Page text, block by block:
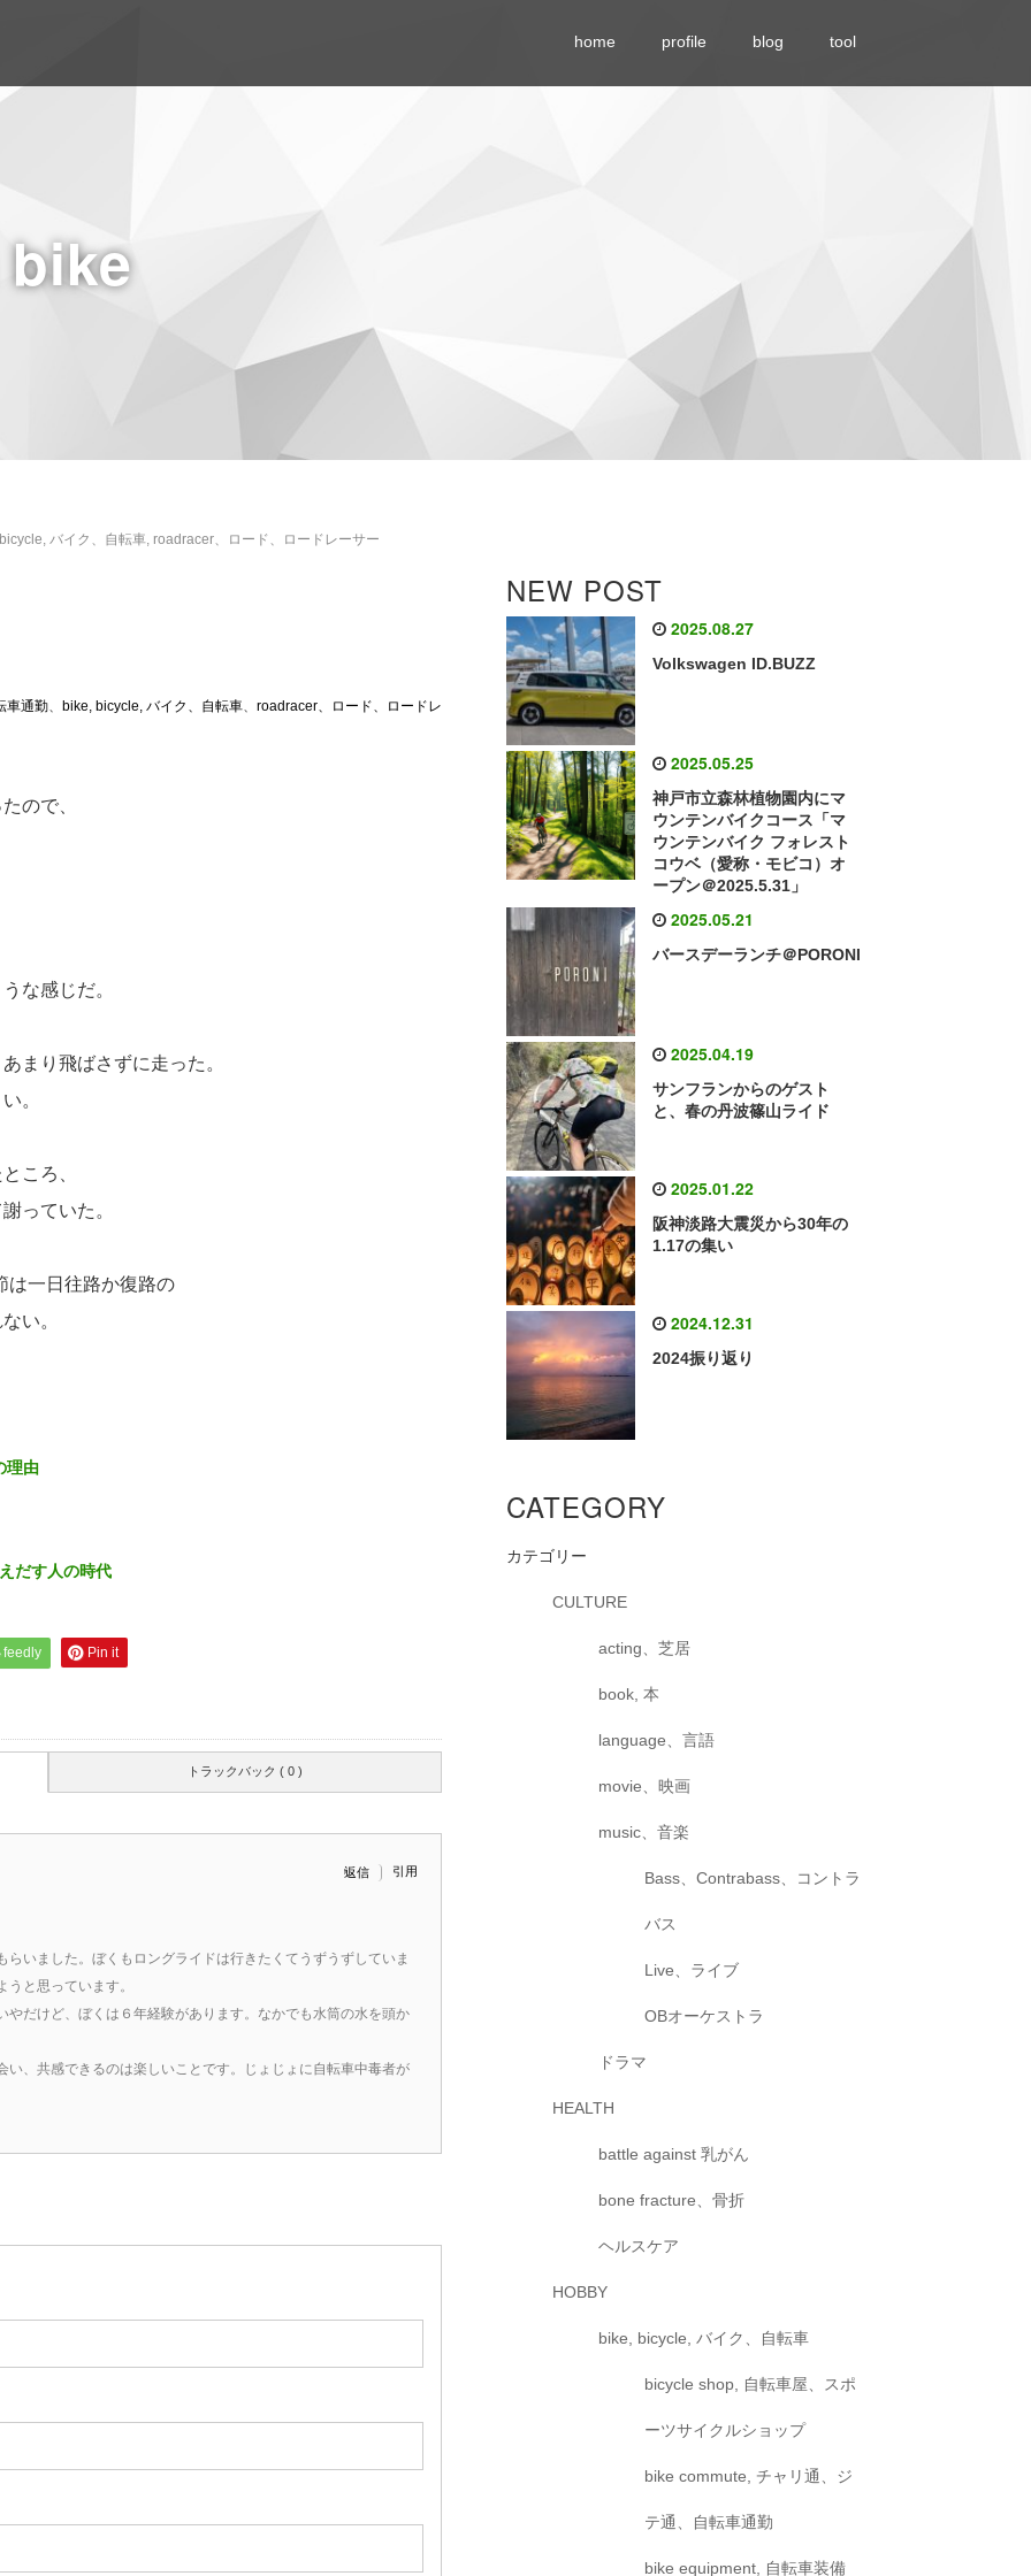
home profile blog tool
バイク、自転車, roadracer、ロード、ロードレーサー
車通勤、 bike, bicycle, バイク、自転車、 roadracer、ロード、ロードレ
ので、
な感じだ。
まり飛ばさずに走った。
。
ころ、
っていた。
は一日往路か復路の
い。
理由
だす人の時代
feedly Pin it
トラックバック ( 0 )
返信 引用
いました。ぼくもロングライドは行きたくてうずうずしていま
と思っています。
だけど、ぼくは６年経験があります。なかでも水筒の水を頭か
、共感できるのは楽しいことです。じょじょに自転車中毒者が
NEW POST
2025.08.27
Volkswagen ID.BUZZ
2025.05.25
神戸市立森林植物園内にマ
ウンテンバイクコース「マ
ウンテンバイク フォレスト
コウベ（愛称・モビコ）オ
ープン＠2025.5.31」
2025.05.21
バースデーランチ＠PORONI
2025.04.19
サンフランからのゲスト
と、春の丹波篠山ライド
2025.01.22
阪神淡路大震災から30年の
1.17の集い
2024.12.31
2024振り返り
CATEGORY
カテゴリー
CULTURE
acting、芝居
book, 本
language、言語
movie、映画
music、音楽
Bass、Contrabass、コントラ
バス
Live、ライブ
OBオーケストラ
ドラマ
HEALTH
battle against 乳がん
bone fracture、骨折
ヘルスケア
HOBBY
bike, bicycle, バイク、自転車
bicycle shop, 自転車屋、スポ
ーツサイクルショップ
bike commute, チャリ通、ジ
テ通、自転車通勤
bike equipment, 自転車装備